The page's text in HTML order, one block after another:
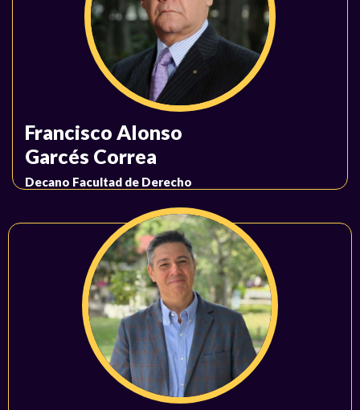
Francisco Alonso
Garcés Correa
Decano Facultad de Derecho